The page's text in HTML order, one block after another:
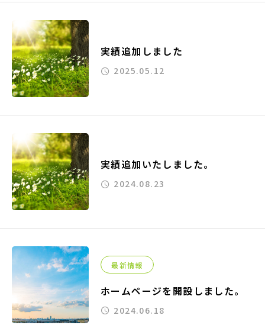
実績追加しました
2025.05.12
実績追加いたしました。
2024.08.23
最新情報
ホームページを開設しました。
2024.06.18